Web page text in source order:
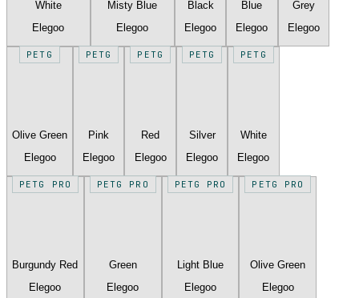
White
Elegoo
Misty Blue
Elegoo
Black
Elegoo
Blue
Elegoo
Grey
Elegoo
PETG
Olive Green
Elegoo
PETG
Pink
Elegoo
PETG
Red
Elegoo
PETG
Silver
Elegoo
PETG
White
Elegoo
PETG PRO
Burgundy Red
Elegoo
PETG PRO
Green
Elegoo
PETG PRO
Light Blue
Elegoo
PETG PRO
Olive Green
Elegoo